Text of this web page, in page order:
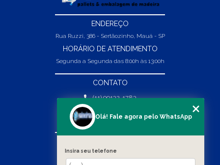
ENDEREÇO
Rua Ruzzi, 386 - Sertãozinho, Mauá - SP
HORÁRIO DE ATENDIMENTO
Segunda a Segunda das 8:00h às 13:00h
CONTATO
(11) 99132-1783
(11) 99132-1783
vendas@abpaineiras.com.br
Olá! Fale agora pelo WhatsApp
Insira seu telefone